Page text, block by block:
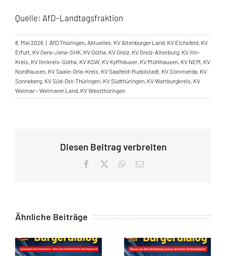
Quelle: AfD-Landtagsfraktion
8. Mai 2026 | AfD Thüringen, Aktuelles, KV Altenburger Land, KV Eichsfeld, KV
Erfurt, KV Gera-Jena-SHK, KV Gotha, KV Greiz, KV Greiz-Altenburg, KV Ilm-
Kreis, KV Ilmkreis-Gotha, KV KSW, KV Kyffhäuser, KV Mühlhausen, KV NEM, KV
Nordhausen, KV Saale-Orla-Kreis, KV Saalfeld-Rudolstadt, KV Sömmerda, KV
Sonneberg, KV Süd-Ost-Thüringen, KV Südthüringen, KV Wartburgkreis, KV
Weimar - Weimarer Land, KV Westthüringen
Diesen Beitrag verbreiten
Facebook WhatsApp
E-
Ähnliche Beiträge